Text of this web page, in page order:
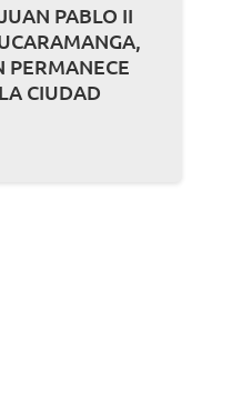
PABLO II
PERMANECE
CIUDAD